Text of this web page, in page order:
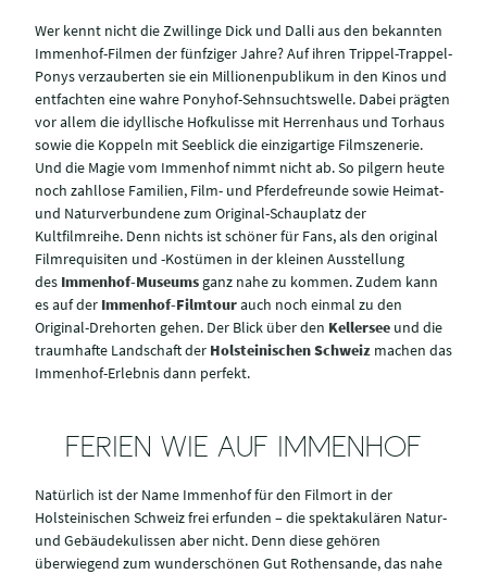
Wer kennt nicht die Zwillinge Dick und Dalli aus den bekannten
Immenhof-Filmen der fünfziger Jahre? Auf ihren Trippel-Trappel-
Ponys verzauberten sie ein Millionenpublikum in den Kinos und
entfachten eine wahre Ponyhof-Sehnsuchtswelle. Dabei prägten
vor allem die idyllische Hofkulisse mit Herrenhaus und Torhaus
sowie die Koppeln mit Seeblick die einzigartige Filmszenerie.
Und die Magie vom Immenhof nimmt nicht ab. So pilgern heute
noch zahllose Familien, Film- und Pferdefreunde sowie Heimat-
und Naturverbundene zum Original-Schauplatz der
Kultfilmreihe. Denn nichts ist schöner für Fans, als den original
Filmrequisiten und -Kostümen in der kleinen Ausstellung
des Immenhof-Museums ganz nahe zu kommen. Zudem kann
es auf der Immenhof-Filmtourauch noch einmal zu den
Original-Drehorten gehen. Der Blick über den Kellersee und die
traumhafte Landschaft der Holsteinischen Schweiz machen das
Immenhof-Erlebnis dann perfekt.
FERIEN WIE AUF IMMENHOF
Natürlich ist der Name Immenhof für den Filmort in der
Holsteinischen Schweiz frei erfunden – die spektakulären Natur-
und Gebäudekulissen aber nicht. Denn diese gehören
überwiegend zum wunderschönen Gut Rothensande, das nahe